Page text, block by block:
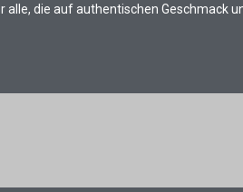
die auf authentischen Geschmack